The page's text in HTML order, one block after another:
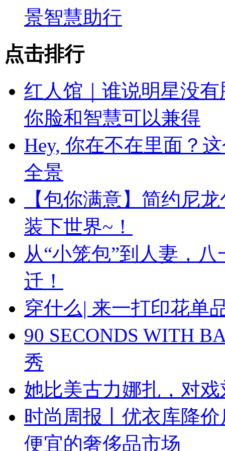
景智慧助行
点击排行
红人馆｜谁说明星没
你脸和智慧可以兼得
Hey, 你在不在里面？
全景
【包你满意】简约尼
装下世界~！
从“小笼包”到人妻，
迁！
穿什么| 来一打印花单
90 SECONDS WITH
秀
她比美古力娜扎，对
时尚周报丨优衣库降
便宜的奢侈品市场